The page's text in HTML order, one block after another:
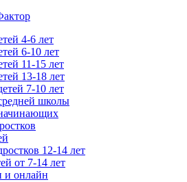
4-6 лет
6-10 лет
11-15 лет
13-18 лет
7-10 лет
школы
12-14 лет
от 7-14 лет
и онлайн